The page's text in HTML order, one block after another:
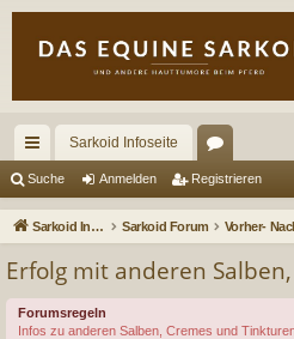
ch
ne
riff
Sarkoid Infoseite
or
en
Suche Anmelden Registrieren
Sarkoid Infoseite Sarkoid Forum
Erfolg mit anderen
Forumsregeln
Infos zu anderen Salben, Cremes und